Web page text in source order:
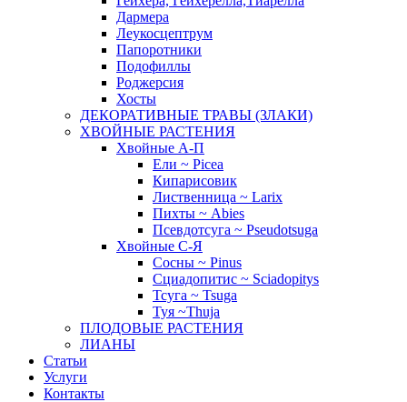
Дармера
Леукосцептрум
Папоротники
Подофиллы
Роджерсия
Хосты
ДЕКОРАТИВНЫЕ ТРАВЫ (ЗЛАКИ)
ХВОЙНЫЕ РАСТЕНИЯ
Хвойные А-П
Ели ~ Picea
Кипарисовик
Лиственница ~ Larix
Пихты ~ Abies
Псевдотсуга ~ Pseudotsuga
Хвойные С-Я
Сосны ~ Pinus
Сциадопитис ~ Sciadopitys
Тсуга ~ Tsuga
Туя ~Thuja
ПЛОДОВЫЕ РАСТЕНИЯ
ЛИАНЫ
Статьи
Услуги
Контакты